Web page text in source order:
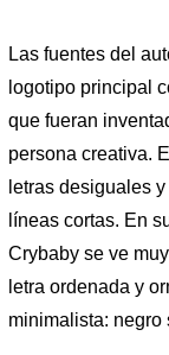
Las fuentes del
logotipo principal
que fueran
persona creativa.
letras desiguales
líneas cortas. En
Crybaby se ve
letra ordenada y
minimalista: negro